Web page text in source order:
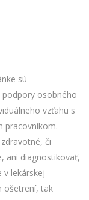
sú
podpory osobného
vzťahu s
pracovníkom.
či
ani diagnostikovať,
v lekárskej
ošetrení, tak